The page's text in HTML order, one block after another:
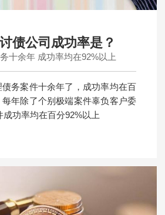
债公司成功率是？
十余年 成功率均在92%以上
债务案件十余年了，成功率均在百
年除了个别极端案件辜负客户委
功率均在百分92%以上